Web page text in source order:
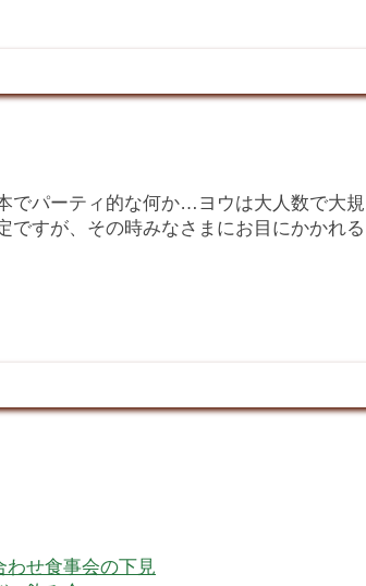
でパーティ的な何か…ヨウは大人数で大規
ですが、その時みなさまにお目にかかれる
わせ食事会の下見